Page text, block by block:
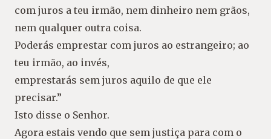
com juros a teu irmão, nem dinheiro nem grãos,
nem qualquer outra coisa.
Poderás emprestar com juros ao estrangeiro; ao
teu irmão, ao invés,
emprestarás sem juros aquilo de que ele
precisar.”
Isto disse o Senhor.
Agora estais vendo que sem justiça para com o